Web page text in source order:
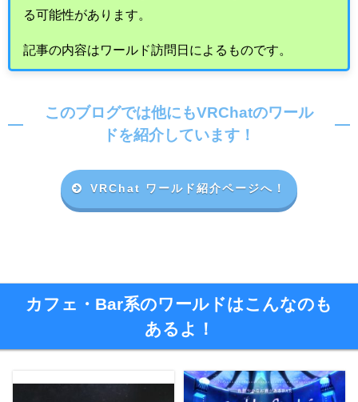
る可能性があります。
記事の内容はワールド訪問日によるものです。
このブログでは他にもVRChatのワール
ドを紹介しています！
VRChat ワールド紹介ページへ！
カフェ・Bar系のワールドはこんなのも
あるよ！